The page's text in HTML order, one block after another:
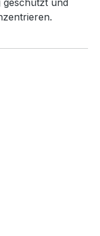
geschützt und